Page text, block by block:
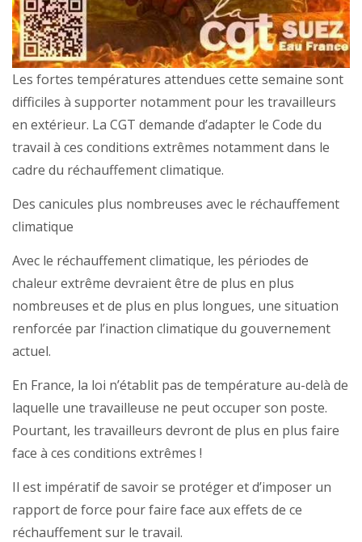
Les fortes températures attendues cette semaine sont
difficiles à supporter notamment pour les travailleurs
en extérieur. La CGT demande d’adapter le Code du
travail à ces conditions extrêmes notamment dans le
cadre du réchauffement climatique.
Des canicules plus nombreuses avec le réchauffement
climatique
Avec le réchauffement climatique, les périodes de
chaleur extrême devraient être de plus en plus
nombreuses et de plus en plus longues, une situation
renforcée par l’inaction climatique du gouvernement
actuel.
En France, la loi n’établit pas de température au-delà de
laquelle une travailleuse ne peut occuper son poste.
Pourtant, les travailleurs devront de plus en plus faire
face à ces conditions extrêmes !
Il est impératif de savoir se protéger et d’imposer un
rapport de force pour faire face aux effets de ce
réchauffement sur le travail.